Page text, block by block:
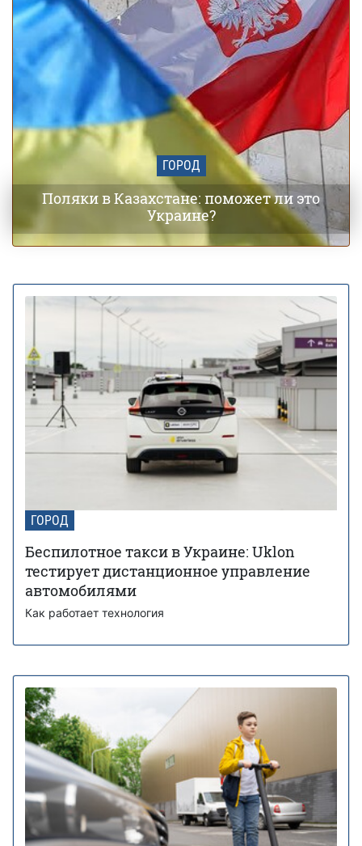
ГОРОД
Поляки в Казахстане: поможет ли это
Украине?
ГОРОД
Беспилотное такси в Украине: Uklon
тестирует дистанционное управление
автомобилями
Как работает технология